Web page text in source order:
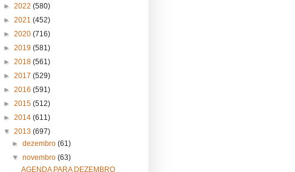
► 2022 (580)
► 2021 (452)
► 2020 (716)
► 2019 (581)
► 2018 (561)
► 2017 (529)
► 2016 (591)
► 2015 (512)
► 2014 (611)
▼ 2013 (697)
►dezembro(61)
▼novembro(63)
AGENDA PARA DEZEMBRO